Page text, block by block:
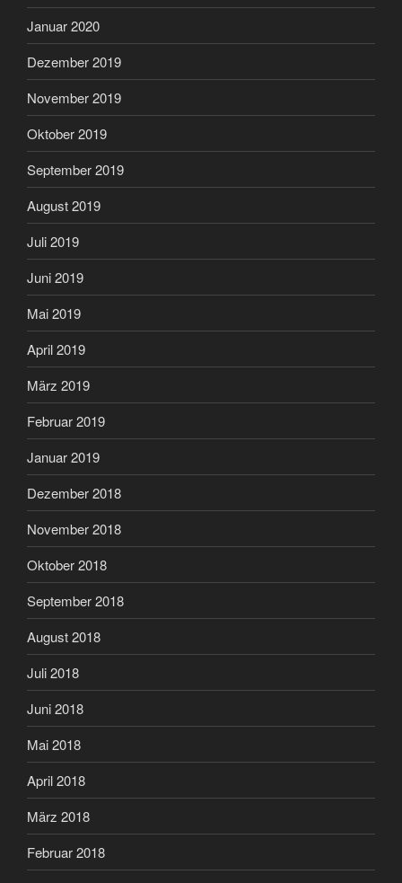
Januar 2020
Dezember 2019
November 2019
Oktober 2019
September 2019
August 2019
Juli 2019
Juni 2019
Mai 2019
April 2019
März 2019
Februar 2019
Januar 2019
Dezember 2018
November 2018
Oktober 2018
September 2018
August 2018
Juli 2018
Juni 2018
Mai 2018
April 2018
März 2018
Februar 2018